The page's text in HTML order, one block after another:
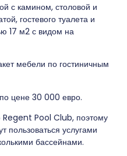
с камином, столовой и
гостевого туалета и
17 м2 с видом на
мебели по гостиничным
цене 30 000 евро.
Regent Pool Club, поэтому
пользоваться услугами
бассейнами.